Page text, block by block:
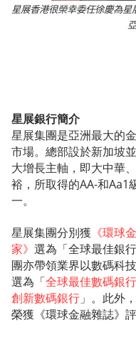
星展香港很榮幸委任徐慶為星
亞
星展銀行簡介
星展集團是亞洲最大的
市場。總部設於新加坡
大增長主軸，即大中華
裕，所取得的AA-和Aa1
一。
星展集團分別獲 《環球
家》 選為「全球最佳銀
團亦帶領業界以數碼科
選為「全球最佳數碼銀行
創新數碼銀行 」。此外
榮獲《環球金融雜誌》